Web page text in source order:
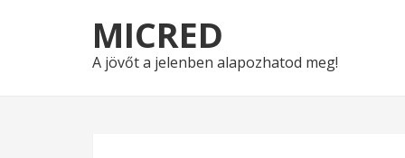
to
navigation
to
content
MICRED
A jövőt a jelenben alapozhatod meg!